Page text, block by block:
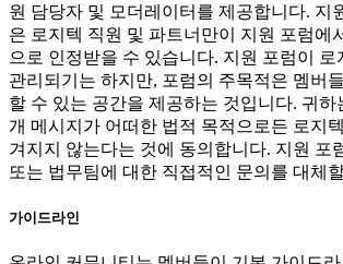
원 담당자 및 모더레이터를 제공합니다. 지
은 로지텍 직원 및 파트너만이 지원 포럼에
으로 인정받을 수 있습니다. 지원 포럼이 로
관리되기는 하지만, 포럼의 주목적은 멤버
할 수 있는 공간을 제공하는 것입니다. 귀하
개 메시지가 어떠한 법적 목적으로든 로지
겨지지 않는다는 것에 동의합니다. 지원 포
또는 법무팀에 대한 직접적인 문의를 대체
가이드라인